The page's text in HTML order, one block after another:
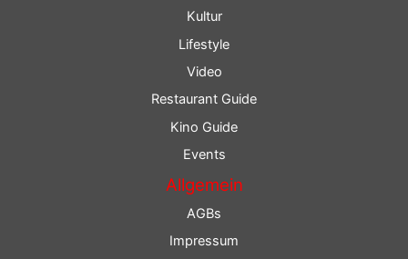
Kultur
Lifestyle
Video
Restaurant Guide
Kino Guide
Events
Allgemein
AGBs
Impressum